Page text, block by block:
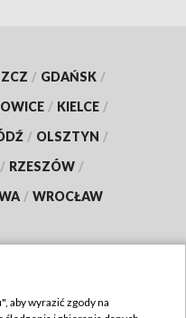
/ GDAŃSK /
/ KIELCE /
/ OLSZTYN /
/ RZESZÓW /
/ WROCŁAW
aby wyrazić zgody na